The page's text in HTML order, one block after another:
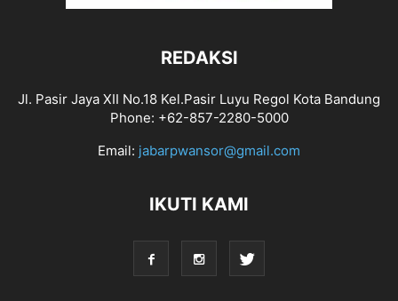
REDAKSI
Jl. Pasir Jaya XII No.18 Kel.Pasir Luyu Regol Kota Bandung
Phone: +62-857-2280-5000
Email: jabarpwansor@gmail.com
IKUTI KAMI